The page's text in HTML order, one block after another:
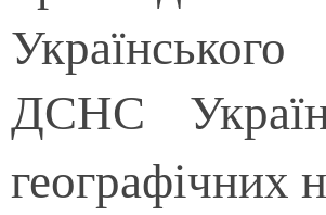
Українського
ДСНС
географічних